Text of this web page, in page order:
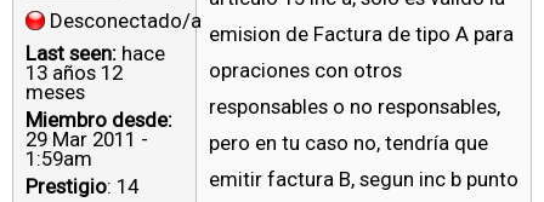
Desconectado/a
Last seen: hace
13 años 12
meses
Miembro desde:
29 Mar 2011 -
1:59am
Prestigio: 14
emision de Factura de tipo A para
opraciones con otros
responsables o no responsables,
pero en tu caso no, tendría que
emitir factura B, segun inc b punto